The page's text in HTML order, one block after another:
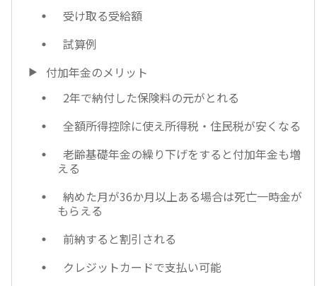
受け取る受給額
試算例
付加年金のメリット
2年で納付した保険料の元がとれる
全額所得控除に使え所得税・住民税が安くなる
老齢基礎年金の繰り下げをすると付加年金も増
える
納めた月が36か月以上ある場合は死亡一時金が
もらえる
前納すると割引される
クレジットカードで支払い可能